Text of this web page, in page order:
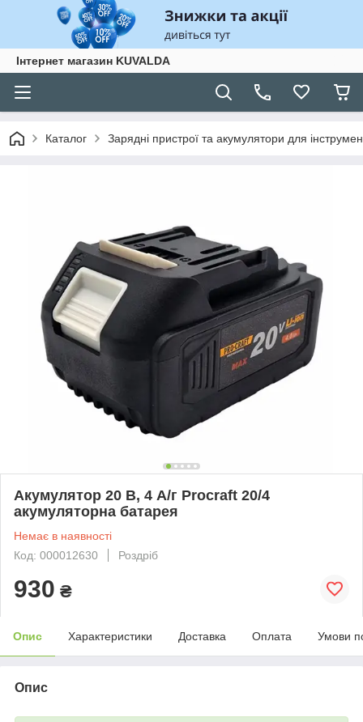
Інтернет магазин KUVALDA
Каталог Зарядні пристрої та акумулятори для
Акумулятор 20 В, 4 А/г Procraft 20/4
акумуляторна батарея
Немає в наявності
Код: 000012630
Роздріб
930 ₴
Опис Характеристики Доставка Оплата Умови
Опис